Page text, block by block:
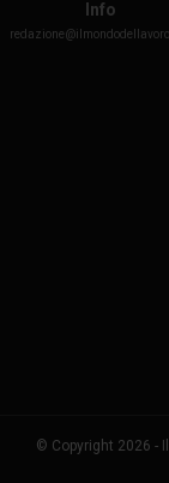
Info
© Copyright 2026 -